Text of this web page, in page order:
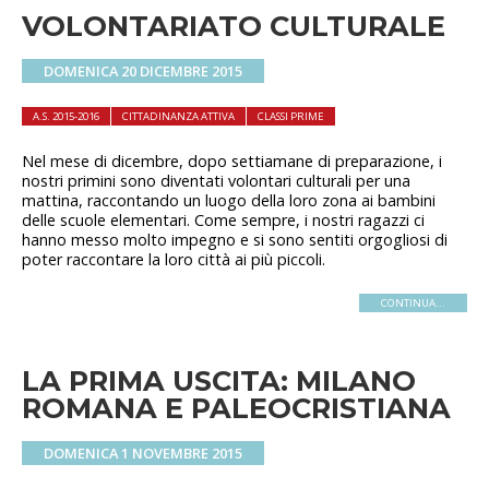
VOLONTARIATO CULTURALE
DOMENICA 20 DICEMBRE 2015
A.S. 2015-2016 CITTADINANZA ATTIVA CLASSI PRIME
Nel mese di dicembre, dopo settiamane di preparazione, i
nostri primini sono diventati volontari culturali per una
mattina, raccontando un luogo della loro zona ai bambini
delle scuole elementari. Come sempre, i nostri ragazzi ci
hanno messo molto impegno e si sono sentiti orgogliosi di
poter raccontare la loro città ai più piccoli.
CONTINUA...
LA PRIMA USCITA: MILANO
ROMANA E PALEOCRISTIANA
DOMENICA 1 NOVEMBRE 2015